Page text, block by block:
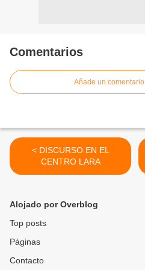
Comentarios
Añade un comentario
< DISCURSO EN EL
CENTRO LARA
Alojado por Overblog
Top posts
Páginas
Contacto